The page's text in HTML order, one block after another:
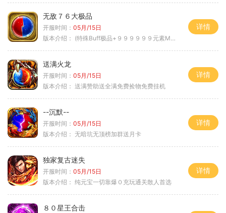
无敌７６大极品
开服时间： 05月/15日
版本介绍： (特殊Buff极品+９９９９９９元素Max）
详情
送满火龙
开服时间： 05月/15日
版本介绍： 送满赞助送全满免费捡物免费挂机
详情
--沉默--
开服时间： 05月/15日
版本介绍： 无暗坑无顶榜加群送月卡
详情
独家复古迷失
开服时间： 05月/15日
版本介绍： 纯元宝一切靠爆０充玩通关散人首选
详情
８０星王合击